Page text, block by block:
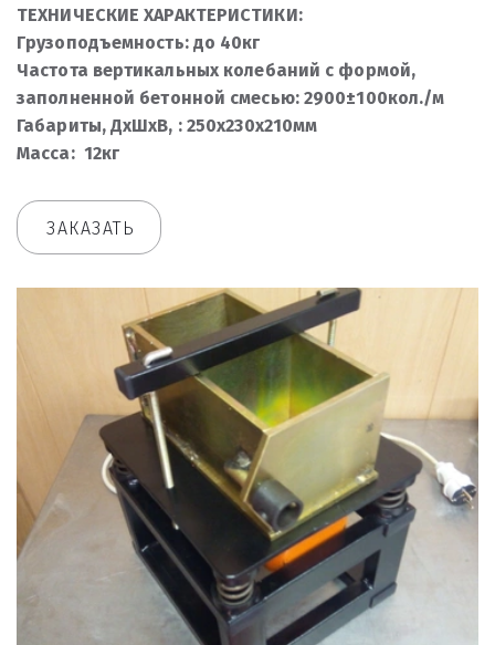
ТЕХНИЧЕСКИЕ ХАРАКТЕРИСТИКИ:
Грузоподъемность: до 40кг
Частота вертикальных колебаний с формой,
заполненной бетонной смесью: 2900±100кол./м
Габариты, ДхШхВ, : 250х230х210мм
Масса: 12кг
ЗАКАЗАТЬ